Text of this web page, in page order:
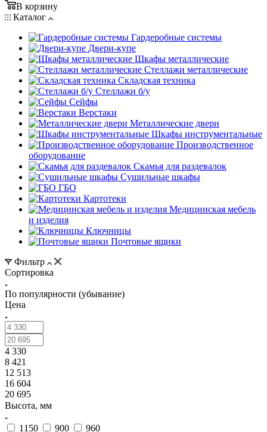
В корзину
Каталог
Гардеробные системы
Двери-купе
Шкафы металлические
Стеллажи металлические
Складская техника
Стеллажи б/у
Сейфы
Верстаки
Металлические двери
Шкафы инструментальные
Производственное
оборудование
Скамья для раздевалок
Сушильные шкафы
ГБО
Картотеки
Медицинская мебель
и изделия
Ключницы
Почтовые ящики
Фильтр
Сортировка
По популярности (убывание)
Цена
4 330
8 421
12 513
16 604
20 695
Высота, мм
1150 900 960